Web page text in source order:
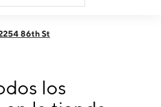
p. m.
p. m.
p. m.
p. m.
86th St
los